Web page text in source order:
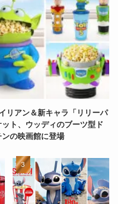
リアン＆新キャラ「リリーパ
ト、ウッディのブーツ型ド
の映画館に登場